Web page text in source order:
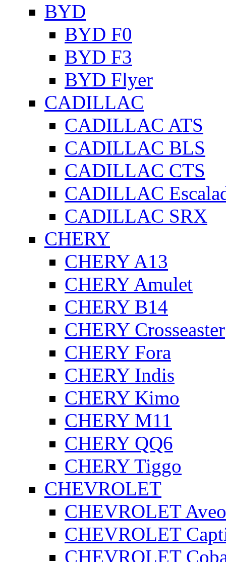
BYD
BYD F0
BYD F3
BYD Flyer
CADILLAC
CADILLAC ATS
CADILLAC BLS
CADILLAC CTS
CADILLAC
CADILLAC SRX
CHERY
CHERY A13
CHERY Amulet
CHERY B14
CHERY Crosseaster
CHERY Fora
CHERY Indis
CHERY Kimo
CHERY M11
CHERY QQ6
CHERY Tiggo
CHEVROLET
CHEVROLET Aveo
CHEVROLET
CHEVROLET